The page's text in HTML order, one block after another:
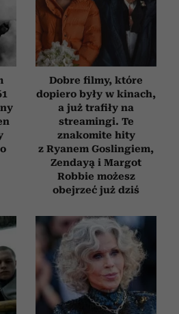
i analitycznym.
te informacje z innymi danymi
uzyskanymi podczas
Dobre filmy, które
dopiero były w kinach,
a już trafiły na
streamingi. Te
znakomite hity
z Ryanem Goslingiem,
Zendayą i Margot
Robbie możesz
obejrzeć już dziś